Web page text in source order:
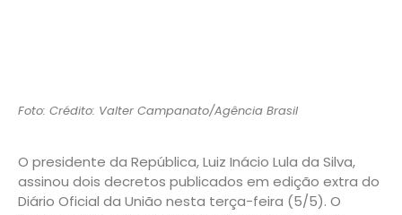
Foto: Crédito: Valter Campanato/Agência Brasil
O presidente da República, Luiz Inácio Lula da Silva,
assinou dois decretos publicados em edição extra do
Diário Oficial da União nesta terça-feira (5/5). O